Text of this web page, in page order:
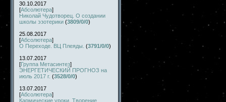
30.10.2017
[Абсолютера]
Николай Чудотворец. О создании
школы эзотерики (3809/0/0)
25.08.2017
[Абсолютера]
О Переходе. ВЦ Плеяды. (3791/0/0)
13.07.2017
[Группа Метасинтез]
ЭНЕРГЕТИЧЕСКИЙ ПРОГНОЗ на
июль 2017 г. (3528/0/0)
13.07.2017
[Абсолютера]
Кармические уроки. Творение